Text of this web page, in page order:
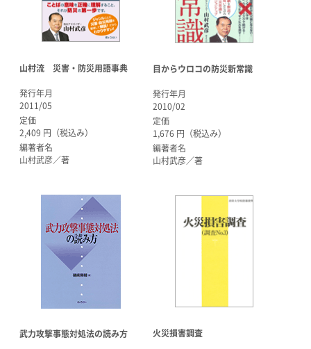
山村流 災害・防災用語事典
発行年月
2011/05
定価
2,409 円（税込み）
編著者名
山村武彦／著
目からウロコの防災新常識
発行年月
2010/02
定価
1,676 円（税込み）
編著者名
山村武彦／著
武力攻撃事態対処法の読み方 火災損害調査